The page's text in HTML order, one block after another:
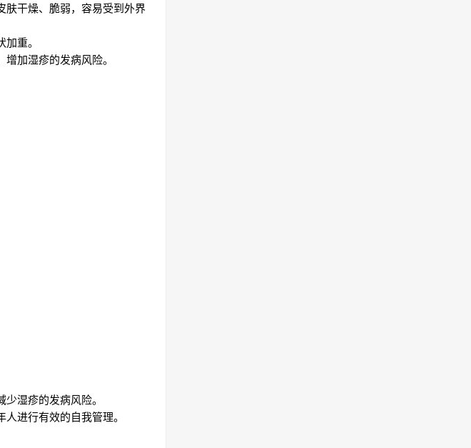
肤干燥、脆弱，容易受到外界
重。
加湿疹的发病风险。
湿疹的发病风险。
进行有效的自我管理。